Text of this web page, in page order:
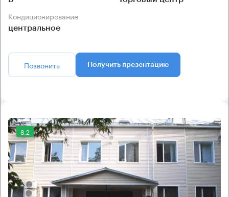
Кондиционирование
центральное
Позвонить Получить презентацию
8.2